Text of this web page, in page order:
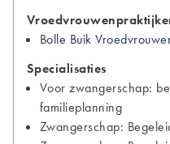
Bolle Buik
Specialisaties
Voor zwangerschap:
familieplanning
Zwangerschap: